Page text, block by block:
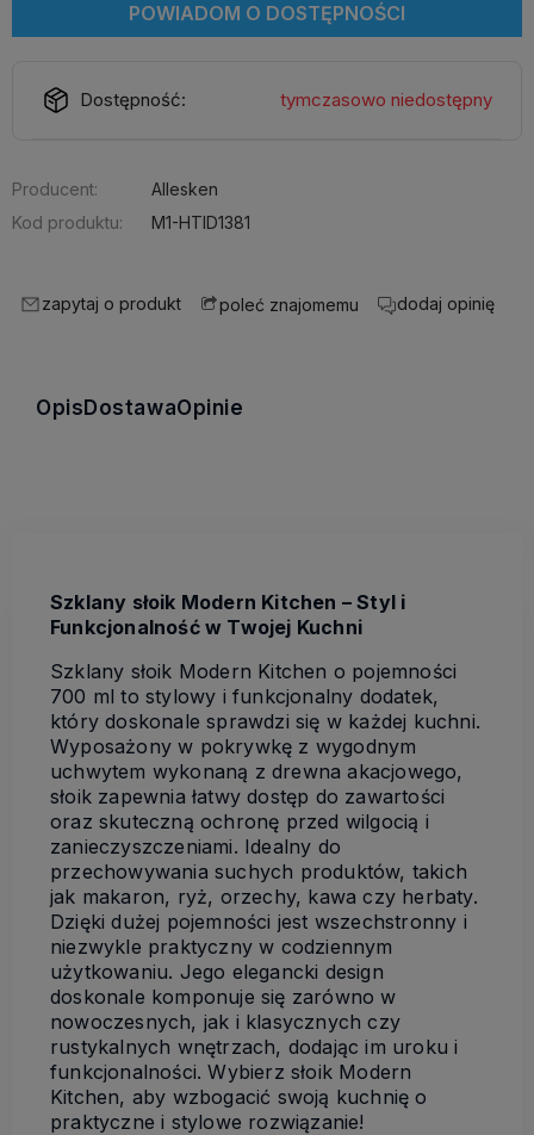
POWIADOM O DOSTĘPNOŚCI
Dostępność: tymczasowo niedostępny
Producent:
Allesken
Kod produktu:
M1-HTID1381
zapytaj o produkt poleć znajomemu dodaj opinię
Opis DostawaOpinie
Szklany słoik Modern Kitchen – Styl i
Funkcjonalność w Twojej Kuchni
Szklany słoik Modern Kitchen o pojemności
700 ml to stylowy i funkcjonalny dodatek,
który doskonale sprawdzi się w każdej kuchni.
Wyposażony w pokrywkę z wygodnym
uchwytem wykonaną z drewna akacjowego,
słoik zapewnia łatwy dostęp do zawartości
oraz skuteczną ochronę przed wilgocią i
zanieczyszczeniami. Idealny do
przechowywania suchych produktów, takich
jak makaron, ryż, orzechy, kawa czy herbaty.
Dzięki dużej pojemności jest wszechstronny i
niezwykle praktyczny w codziennym
użytkowaniu. Jego elegancki design
doskonale komponuje się zarówno w
nowoczesnych, jak i klasycznych czy
rustykalnych wnętrzach, dodając im uroku i
funkcjonalności. Wybierz słoik Modern
Kitchen, aby wzbogacić swoją kuchnię o
praktyczne i stylowe rozwiązanie!